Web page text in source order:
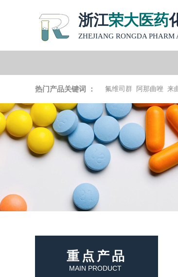
浙江荣大医药
ZHEJIANG RONGDA PHARM
热门产品关键词 ： 氟维司群 阿那曲唑 来
重点产品
MAIN PRODUCT